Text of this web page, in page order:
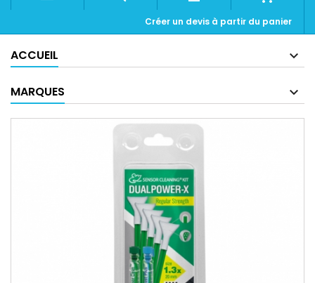
Créer un devis à partir du panier
ACCUEIL
MARQUES